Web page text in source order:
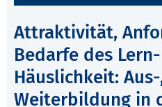
Attraktivität,
Bedarfe des
Häuslichkeit:
Weiterbildung in